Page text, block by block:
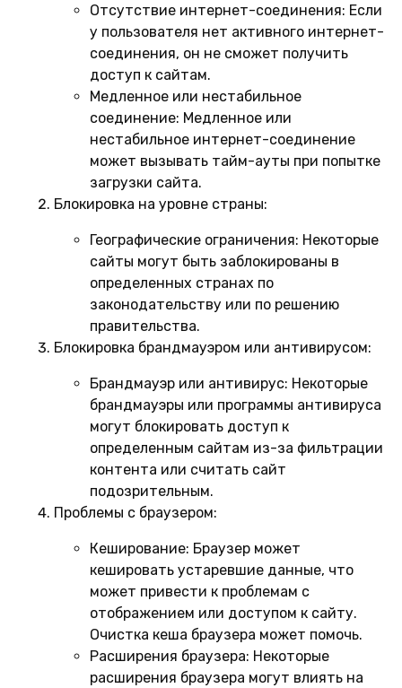
Отсутствие интернет-соединения: Если
у пользователя нет активного интернет-
соединения, он не сможет получить
доступ к сайтам.
Медленное или нестабильное
соединение: Медленное или
нестабильное интернет-соединение
может вызывать тайм-ауты при попытке
загрузки сайта.
Блокировка на уровне страны:
Географические ограничения: Некоторые
сайты могут быть заблокированы в
определенных странах по
законодательству или по решению
правительства.
Блокировка брандмауэром или антивирусом:
Брандмауэр или антивирус: Некоторые
брандмауэры или программы антивируса
могут блокировать доступ к
определенным сайтам из-за фильтрации
контента или считать сайт
подозрительным.
Проблемы с браузером:
Кеширование: Браузер может
кешировать устаревшие данные, что
может привести к проблемам с
отображением или доступом к сайту.
Очистка кеша браузера может помочь.
Расширения браузера: Некоторые
расширения браузера могут влиять на